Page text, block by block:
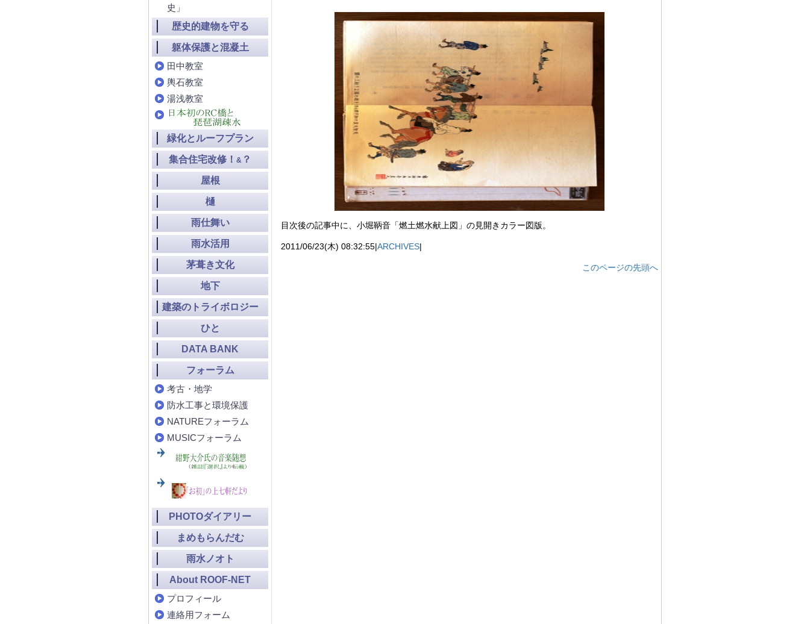
目次後の記事中に、小堀鞆音「燃土燃水献上図」の見開きカラー図版。
2011/06/23(木) 08:32:55|ARCHIVES|
このページの先頭へ
史」
歴史的建物を守る
躯体保護と混凝土
田中教室
輿石教室
湯浅教室
緑化とルーフプラン
集合住宅改修！ & ？
屋根
樋
雨仕舞い
雨水活用
茅葺き文化
地下
建築のトライボロジー
ひと
DATA BANK
フォーラム
考古・地学
防水工事と環境保護
NATUREフォーラム
MUSICフォーラム
PHOTOダイアリー
まめもらんだむ
雨水ノオト
About ROOF-NET
プロフィール
連絡用フォーム